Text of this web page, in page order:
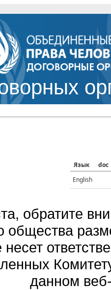
Язык
doc
English
обратите
общества
данном